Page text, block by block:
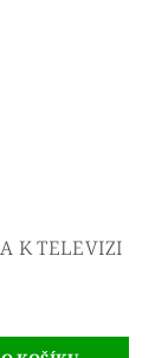
K TELEVIZI